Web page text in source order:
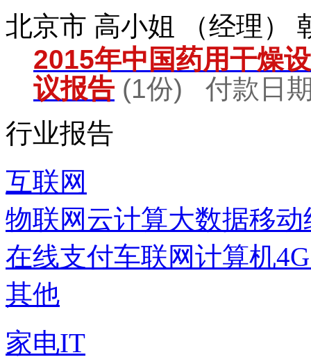
北京市 高小姐 （经理）
2015年中国药用干燥
议报告 (1份) 付款日
行业报告
互联网
物联网 云计算大数据移动
在线支付车联网计算机
其他
家电IT